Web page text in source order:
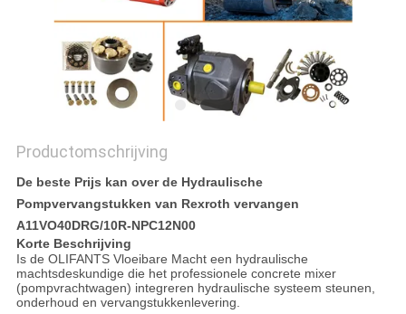
Productomschrijving
De beste Prijs kan over de Hydraulische
Pompvervangstukken van Rexroth vervangen
A11VO40DRG/10R-NPC12N00
Korte Beschrijving
Is de OLIFANTS Vloeibare Macht een hydraulische
machtsdeskundige die het professionele concrete mixer
(pompvrachtwagen) integreren hydraulische systeem steunen,
onderhoud en vervangstukkenlevering.